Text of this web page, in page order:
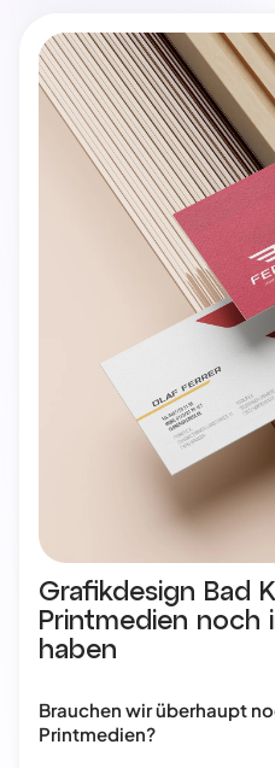
Grafikdesign Bad
Printmedien noch
haben
Brauchen wir überhaupt
Printmedien?